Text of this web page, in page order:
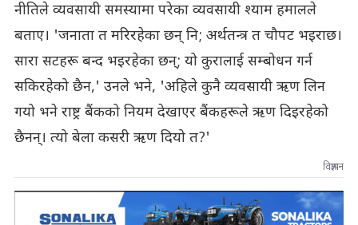
नीतिले व्यवसायी समस्यामा परेका व्यवसायी श्याम हमालले
बताए। 'जनाता त मरिरहेका छन् नि; अर्थतन्त्र त चौपट भइराछ।
सारा सटहरू बन्द भइरहेका छन्; यो कुरालाई सम्बोधन गर्न
सकिरहेको छैन,' उनले भने, 'अहिले कुनै व्यवसायी ऋण लिन
गयो भने राष्ट्र बैंकको नियम देखाएर बैंकहरूले ऋण दिइरहेको
छैनन्। त्यो बेला कसरी ऋण दियो त?'
विज्ञापन